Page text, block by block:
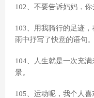
102、不要告诉妈妈，
103、用我骑行的足迹
雨中抒写了快意的语句。
104、人生就是一次充
景。
105、运动呢，我个人